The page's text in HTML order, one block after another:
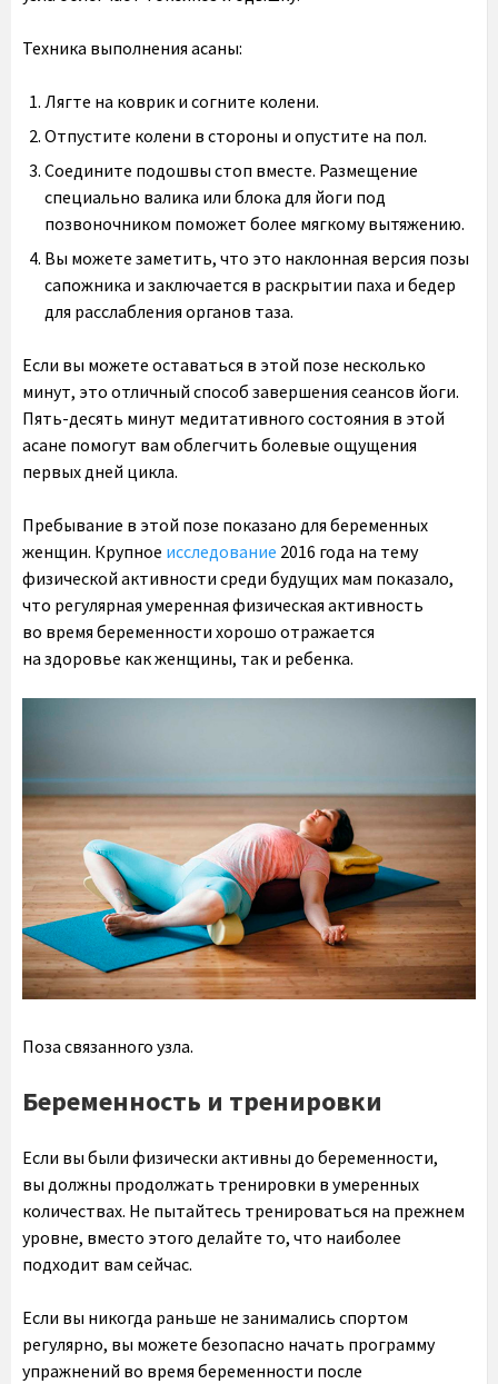
Техника выполнения асаны:
Лягте на коврик и согните колени.
Отпустите колени в стороны и опустите на пол.
Соедините подошвы стоп вместе. Размещение
специально валика или блока для йоги под
позвоночником поможет более мягкому вытяжению.
Вы можете заметить, что это наклонная версия позы
сапожника и заключается в раскрытии паха и бедер
для расслабления органов таза.
Если вы можете оставаться в этой позе несколько
минут, это отличный способ завершения сеансов йоги.
Пять-десять минут медитативного состояния в этой
асане помогут вам облегчить болевые ощущения
первых дней цикла.
Пребывание в этой позе показано для беременных
женщин. Крупное исследование 2016 года на тему
физической активности среди будущих мам показало,
что регулярная умеренная физическая активность
во время беременности хорошо отражается
на здоровье как женщины, так и ребенка.
Поза связанного узла.
Беременность и тренировки
Если вы были физически активны до беременности,
вы должны продолжать тренировки в умеренных
количествах. Не пытайтесь тренироваться на прежнем
уровне, вместо этого делайте то, что наиболее
подходит вам сейчас.
Если вы никогда раньше не занимались спортом
регулярно, вы можете безопасно начать программу
упражнений во время беременности после